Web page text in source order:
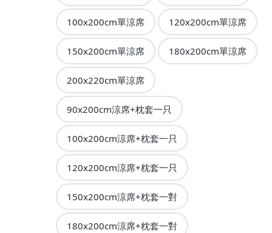
100x200cm單涼席 120x200cm單涼席
150x200cm單涼席 180x200cm單涼席
200x220cm單涼席
90x200cm涼席+枕套一只
100x200cm涼席+枕套一只
120x200cm涼席+枕套一只
150x200cm涼席+枕套一對
180x200cm涼席+枕套一對